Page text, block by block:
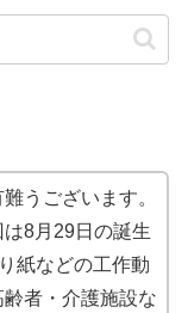
うございます。
8月29日の誕生
紙などの工作動
者・介護施設な